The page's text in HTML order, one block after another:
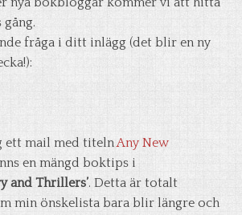
gång.
fråga i ditt inlägg (det blir en ny
ett mail med titelnAny New
en mängd boktips i
and Thrillers’. Detta är totalt
min önskelista bara blir längre och